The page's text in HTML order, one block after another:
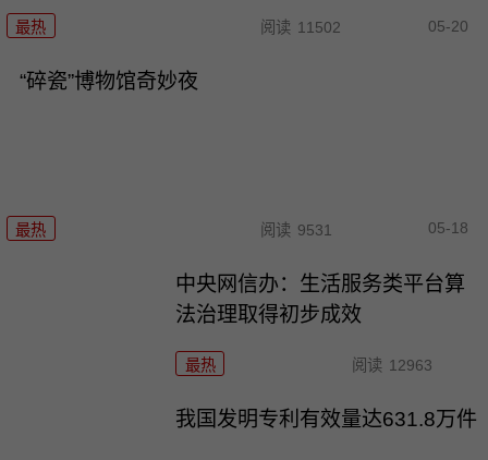
最热 阅读 11502 05-20
“碎瓷”博物馆奇妙夜
最热 阅读 9531 05-18
中央网信办：生活服务类平台算
法治理取得初步成效
最热 阅读 12963
我国发明专利有效量达631.8万件